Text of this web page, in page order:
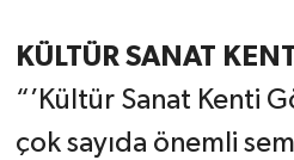
KÜLTÜR SANAT
“’Kültür Sanat Kenti
çok sayıda önemli